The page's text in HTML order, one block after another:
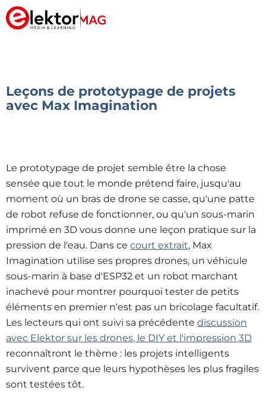
Leçons de prototypage de projets
avec Max Imagination
Le prototypage de projet semble être la chose
sensée que tout le monde prétend faire, jusqu'au
moment où un bras de drone se casse, qu'une patte
de robot refuse de fonctionner, ou qu'un sous-marin
imprimé en 3D vous donne une leçon pratique sur la
pression de l'eau. Dans ce court extrait, Max
Imagination utilise ses propres drones, un véhicule
sous-marin à base d'ESP32 et un robot marchant
inachevé pour montrer pourquoi tester de petits
éléments en premier n'est pas un bricolage facultatif.
Les lecteurs qui ont suivi sa précédente discussion
avec Elektor sur les drones, le DIY et l'impression 3D
reconnaîtront le thème : les projets intelligents
survivent parce que leurs hypothèses les plus fragiles
sont testées tôt.